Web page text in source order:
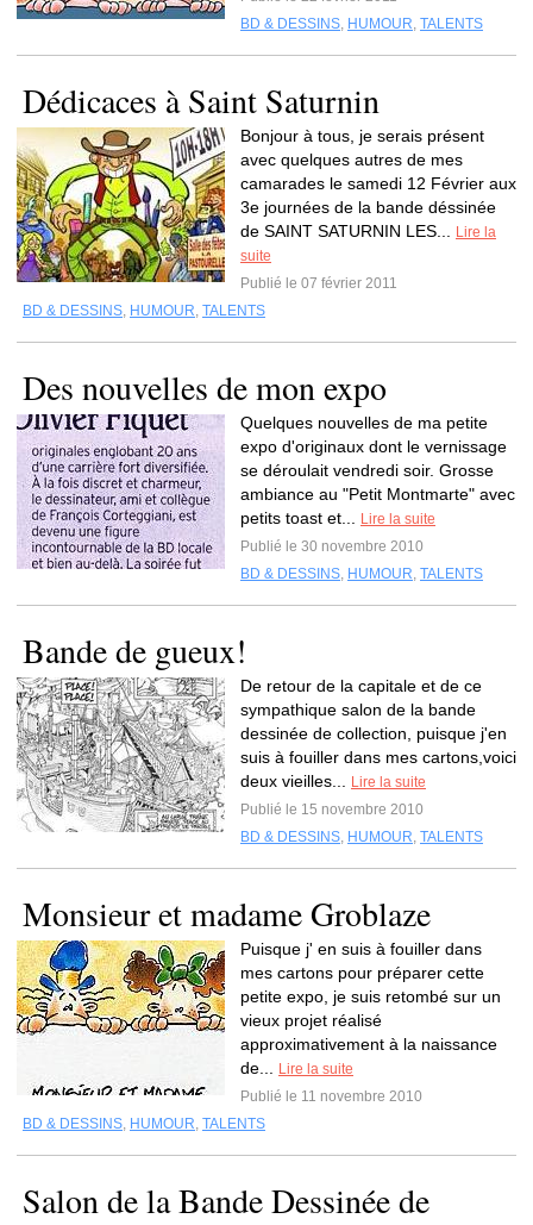
BD & DESSINS, HUMOUR, TALENTS
Dédicaces à Saint Saturnin
Bonjour à tous, je serais présent
avec quelques autres de mes
camarades le samedi 12 Février aux
3e journées de la bande déssinée
de SAINT SATURNIN LES...
Lire la
suite
Publié le 07 février 2011
BD & DESSINS, HUMOUR, TALENTS
Des nouvelles de mon expo
Quelques nouvelles de ma petite
expo d'originaux dont le vernissage
se déroulait vendredi soir. Grosse
ambiance au "Petit Montmarte" avec
petits toast et...
Lire la suite
Publié le 30 novembre 2010
BD & DESSINS, HUMOUR, TALENTS
Bande de gueux!
De retour de la capitale et de ce
sympathique salon de la bande
dessinée de collection, puisque j'en
suis à fouiller dans mes cartons,voici
deux vieilles...
Lire la suite
Publié le 15 novembre 2010
BD & DESSINS, HUMOUR, TALENTS
Monsieur et madame Groblaze
Puisque j' en suis à fouiller dans
mes cartons pour préparer cette
petite expo, je suis retombé sur un
vieux projet réalisé
approximativement à la naissance
de...
Lire la suite
Publié le 11 novembre 2010
BD & DESSINS, HUMOUR, TALENTS
Salon de la Bande Dessinée de